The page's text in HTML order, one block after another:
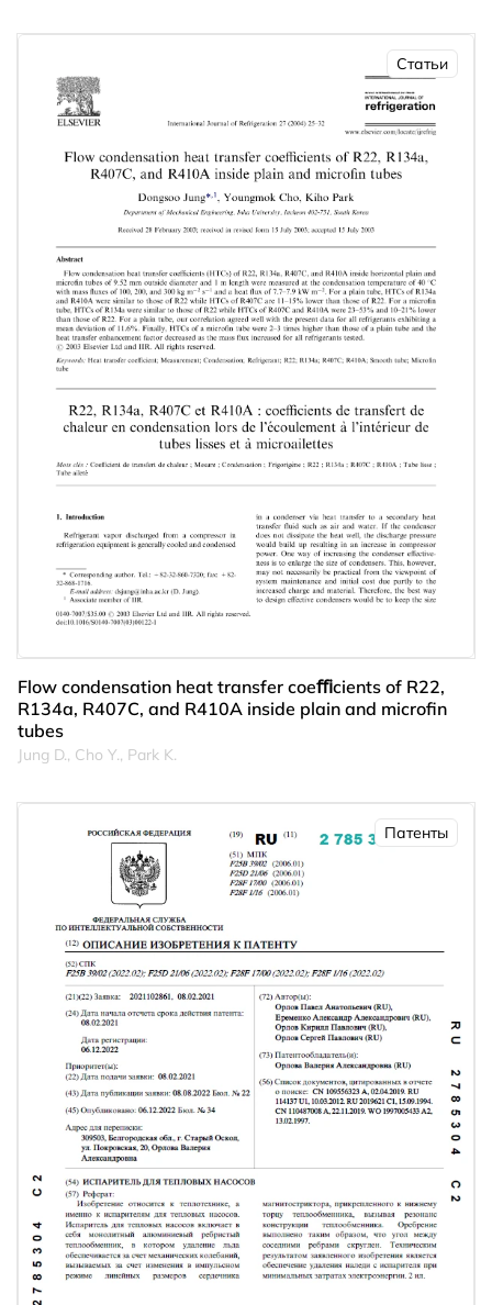
Статьи
Flow condensation heat transfer coeﬃcients of R22,
R134a, R407C, and R410A inside plain and microﬁn
tubes
Jung D., Cho Y., Park K.
Патенты